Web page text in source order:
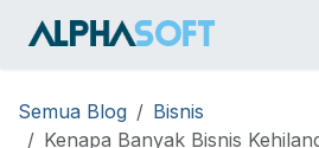
Semua Blog
Bisnis
Kenapa Banyak Bisnis